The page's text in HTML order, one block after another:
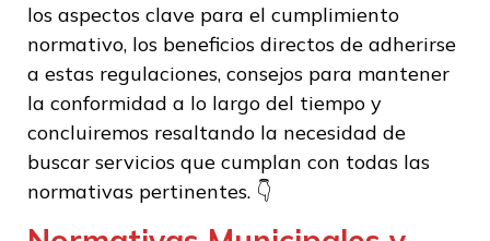
los aspectos clave para el cumplimiento
normativo, los beneficios directos de adherirse
a estas regulaciones, consejos para mantener
la conformidad a lo largo del tiempo y
concluiremos resaltando la necesidad de
buscar servicios que cumplan con todas las
normativas pertinentes. 👇